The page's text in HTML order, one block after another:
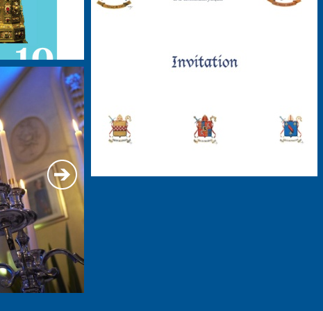
La
fête d’Eté
dimanche 9 août
dimanche 25 avril 2027.